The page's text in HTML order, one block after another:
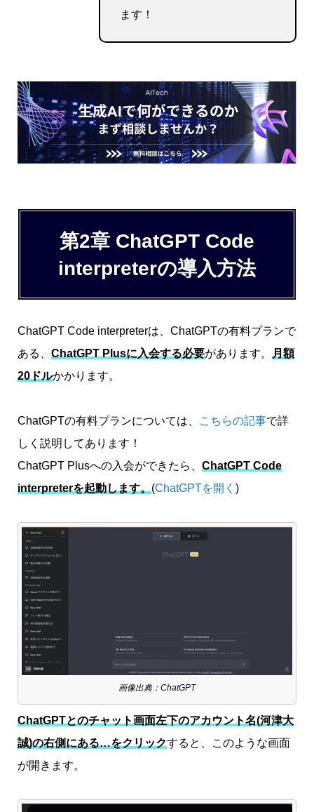
ます！
第2章 ChatGPT Code
interpreterの導入方法
ChatGPT Code interpreterは、ChatGPTの有料プランで
ある、 ChatGPT Plusに入会する必要があります。
月額
20ドルかかります。
ChatGPTの有料プランについては、 こちらの記事で詳
しく説明してあります！
ChatGPT Plusへの入会ができたら、 ChatGPT Code
interpreterを起動し ます。 (ChatGPTを開く )
画像出典：ChatGPT
ChatGPTとのチャット画面左下のアカウント名(河津大
誠)の右側にある…をクリックすると、このような画面
が開きます。